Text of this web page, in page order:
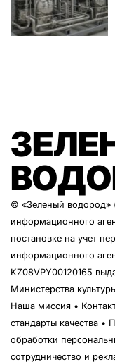
© «Зеленый водород»
информационного
постановке на учет
информационного
KZ08VPY00120165
Министерства
Наша миссия •
стандарты качества •
обработки
сотрудничество и